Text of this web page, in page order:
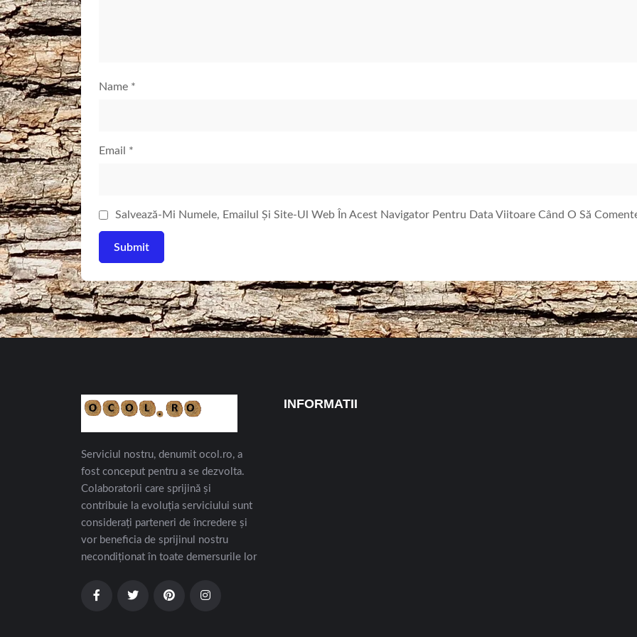
Name *
Email *
Salvează-Mi Numele, Emailul Și Site-Ul Web În Acest Navigator Pentru Data Viitoare Când O Să
Serviciul nostru, denumit ocol.ro, a
fost conceput pentru a se dezvolta.
Colaboratorii care sprijină și
contribuie la evoluția serviciului sunt
considerați parteneri de încredere și
vor beneficia de sprijinul nostru
necondiționat în toate demersurile lor
INFORMATII